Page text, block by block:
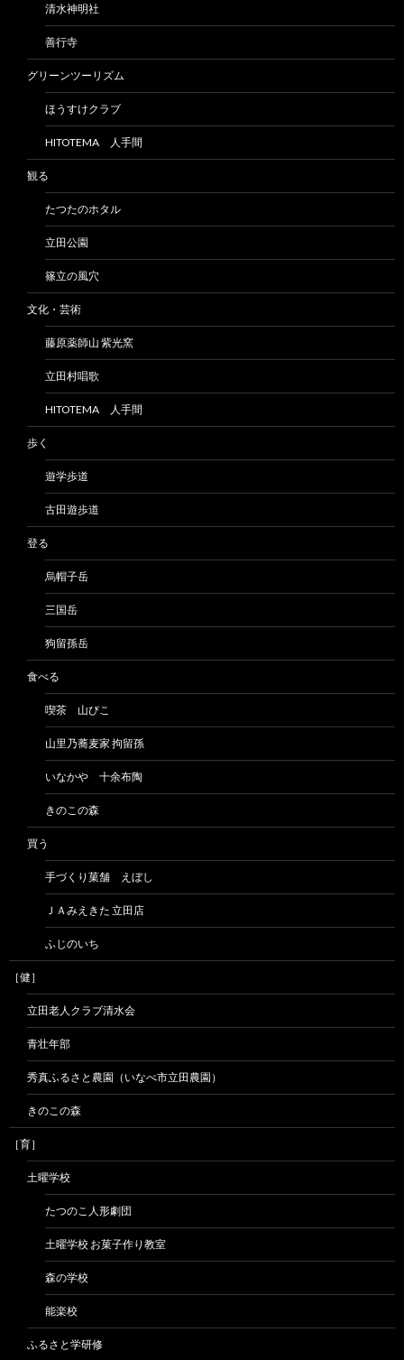
清水神明社
善行寺
グリーンツーリズム
ほうすけクラブ
HITOTEMA 人手間
観る
たつたのホタル
立田公園
篠立の風穴
文化・芸術
藤原薬師山 紫光窯
立田村唱歌
HITOTEMA 人手間
歩く
遊学歩道
古田遊歩道
登る
烏帽子岳
三国岳
狗留孫岳
食べる
喫茶 山びこ
山里乃蕎麦家 拘留孫
いなかや 十余布陶
きのこの森
買う
手づくり菓舗 えぼし
ＪＡみえきた 立田店
ふじのいち
［健］
立田老人クラブ清水会
青壮年部
秀真ふるさと農園（いなべ市立田農園）
きのこの森
［育］
土曜学校
たつのこ人形劇団
土曜学校 お菓子作り教室
森の学校
能楽校
ふるさと学研修